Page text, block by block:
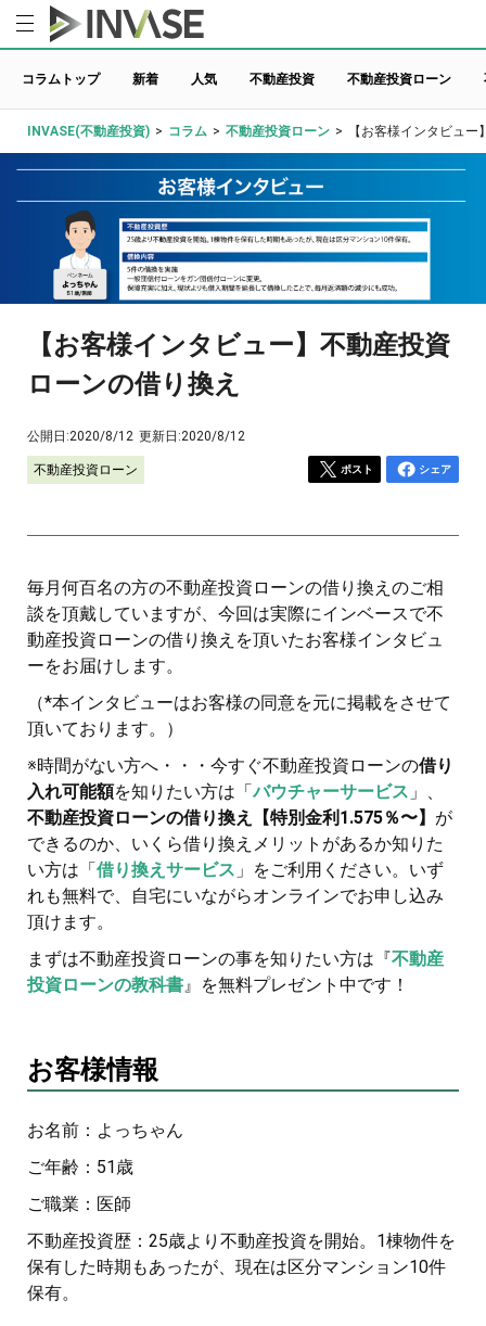
コラムトップ 新着 人気 不動産投資 不動産投資ローン
INVASE(不動産投資) > コラム > 不動産投資ローン > 【お客様インタビュ
【お客様インタビュー】不動産投資
ローンの借り換え
公開日:2020/8/12 更新日:2020/8/12
不動産投資ローン ポスト シェア
毎月何百名の方の不動産投資ローンの借り換えのご相
談を頂戴していますが、今回は実際にインベースで不
動産投資ローンの借り換えを頂いたお客様インタビュ
ーをお届けします。
（*本インタビューはお客様の同意を元に掲載をさせて
頂いております。）
※時間がない方へ・・・今すぐ不動産投資ローンの借り
入れ可能額を知りたい方は「バウチャーサービス 」、
不動産投資ローンの借り換え【特別金利1.575％〜】 が
できるのか、いくら借り換えメリットがあるか知りた
い方は「 借り換えサービス 」をご利用ください。いず
れも無料で、自宅にいながらオンラインでお申し込み
頂けます。
まずは不動産投資ローンの事を知りたい方は『不動産
投資ローンの教科書』を無料プレゼント中です！
お客様情報
お名前：よっちゃん
ご年齢：51歳
ご職業：医師
不動産投資歴：25歳より不動産投資を開始。1棟物件を
保有した時期もあったが、現在は区分マンション10件
保有。